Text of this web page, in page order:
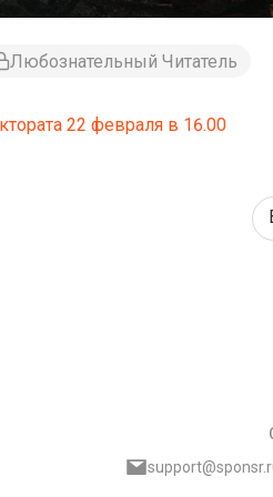
Любознательный Читатель
22 февраля в 16.00